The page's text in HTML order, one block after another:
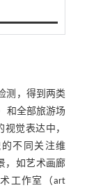
测，得到两类
和全部旅游场
觉表达中，
的不同关注维
，如艺术画廊
术工作室（art